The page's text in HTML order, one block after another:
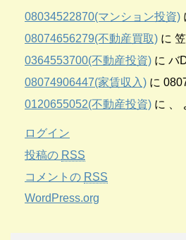
08034522870(マンション投資)
08074656279(不動産買取) に
0364553700(不動産投資) に バ
08074906447(家賃収入) に
0120655052(不動産投資) に
ログイン
投稿の RSS
コメントの RSS
WordPress.org